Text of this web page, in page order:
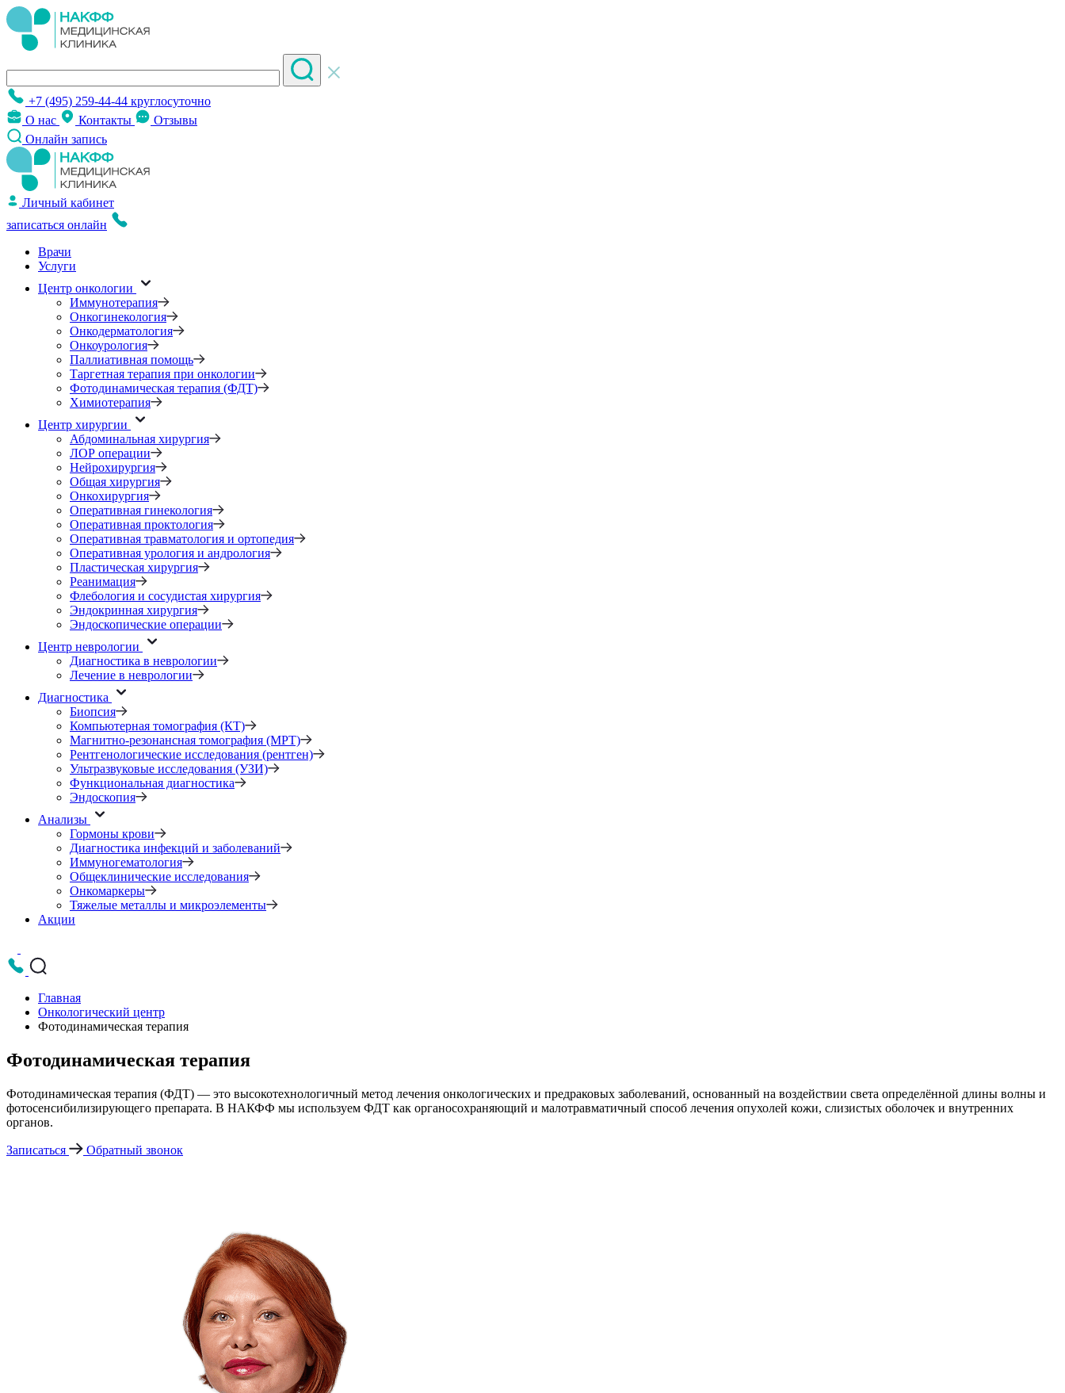
+7 (495) 259-44-44 круглосуточно
О нас
Контакты
Отзывы
Онлайн запись
Личный кабинет
записаться онлайн
Врачи
Услуги
Центр онкологии
Иммунотерапия
Онкогинекология
Онкодерматология
Онкоурология
Паллиативная помощь
Таргетная терапия при онкологии
Фотодинамическая терапия (ФДТ)
Химиотерапия
Центр хирургии
Абдоминальная хирургия
ЛОР операции
Нейрохирургия
Общая хирургия
Онкохирургия
Оперативная гинекология
Оперативная проктология
Оперативная травматология и ортопедия
Оперативная урология и андрология
Пластическая хирургия
Реанимация
Флебология и сосудистая хирургия
Эндокринная хирургия
Эндоскопические операции
Центр неврологии
Диагностика в неврологии
Лечение в неврологии
Диагностика
Биопсия
Компьютерная томография (КТ)
Магнитно-резонансная томография (МРТ)
Рентгенологические исследования (рентген)
Ультразвуковые исследования (УЗИ)
Функциональная диагностика
Эндоскопия
Анализы
Гормоны крови
Диагностика инфекций и заболеваний
Иммуногематология
Общеклинические исследования
Онкомаркеры
Тяжелые металлы и микроэлементы
Акции
Главная
Онкологический центр
Фотодинамическая терапия
Фотодинамическая терапия
Фотодинамическая терапия (ФДТ) — это высокотехнологичный метод лечения онкологических и предраковых заболеваний, основанный на воздействии света определённой длины волны и
фотосенсибилизирующего препарата. В НАКФФ мы используем ФДТ как органосохраняющий и малотравматичный способ лечения опухолей кожи, слизистых оболочек и внутренних
органов.
Записаться Обратный звонок